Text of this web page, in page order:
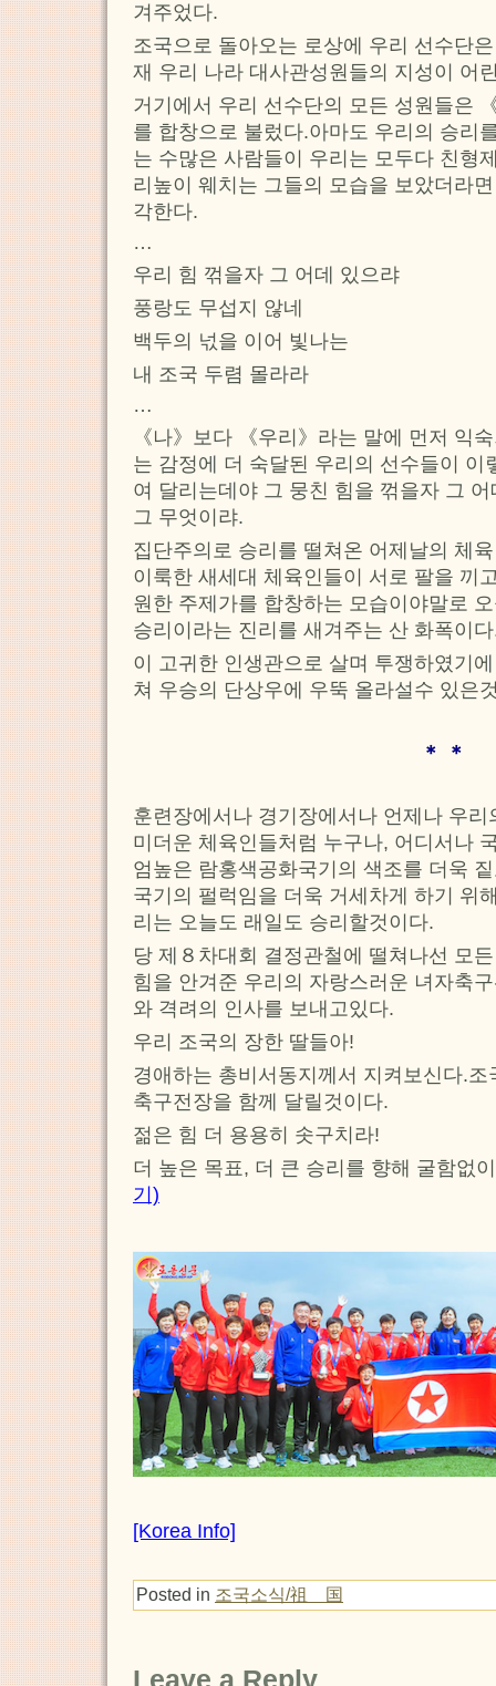
겨주었다.
조국으로 돌아오는 로상에 우리 선수단
재 우리 나라 대사관성원들의 지성이 어
거기에서 우리 선수단의 모든 성원들은
를 합창으로 불렀다.아마도 우리의 승리
는 수많은 사람들이 우리는 모두다 친형
리높이 웨치는 그들의 모습을 보았더라
각한다.
…
우리 힘 꺾을자 그 어데 있으랴
풍랑도 무섭지 않네
백두의 넋을 이어 빛나는
내 조국 두렴 몰라라
…
《나》보다 《우리》라는 말에 먼저 익
는 감정에 더 숙달된 우리의 선수들이 이
여 달리는데야 그 뭉친 힘을 꺾을자 그
그 무엇이랴.
집단주의로 승리를 떨쳐온 어제날의 체
이룩한 새세대 체육인들이 서로 팔을 끼
원한 주제가를 합창하는 모습이야말로
승리이라는 진리를 새겨주는 산 화폭이
이 고귀한 인생관으로 살며 투쟁하였기
쳐 우승의 단상우에 우뚝 올라설수 있은
＊ ＊
훈련장에서나 경기장에서나 언제나 우
미더운 체육인들처럼 누구나, 어디서나
엄높은 람홍색공화국기의 색조를 더욱
국기의 펄럭임을 더욱 거세차게 하기 위
리는 오늘도 래일도 승리할것이다.
당 제８차대회 결정관철에 떨쳐나선 모
힘을 안겨준 우리의 자랑스러운 녀자축
와 격려의 인사를 보내고있다.
우리 조국의 장한 딸들아!
경애하는 총비서동지께서 지켜보신다.
축구전장을 함께 달릴것이다.
젊은 힘 더 용용히 솟구치라!
더 높은 목표, 더 큰 승리를 향해 굴함없
기)
[Korea Info]
Posted in 조국소식/祖 国
Leave a Reply